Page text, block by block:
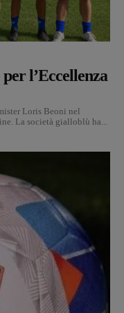
l’Eccellenza
Loris Beoni nel
La società gialloblù ha...